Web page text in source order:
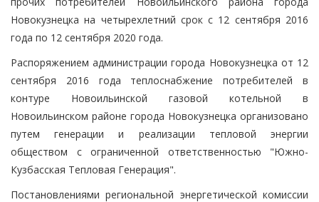
Новокузнецка на четырехлетний срок с 12 сентября 2016
года по 12 сентября 2020 года.
Распоряжением администрации города Новокузнецка от 12
сентября 2016 года теплоснабжение потребителей в
контуре Новоильинской газовой котельной в
Новоильинском районе города Новокузнецка организовано
путем генерации и реализации тепловой энергии
обществом с ограниченной ответственностью "Южно-
Кузбасская Тепловая Генерация".
Постановлениями региональной энергетической комиссии